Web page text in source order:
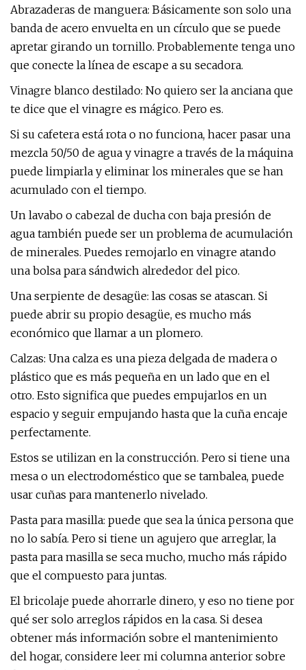
Abrazaderas de manguera: Básicamente son solo una
banda de acero envuelta en un círculo que se puede
apretar girando un tornillo. Probablemente tenga uno
que conecte la línea de escape a su secadora.
Vinagre blanco destilado: No quiero ser la anciana que
te dice que el vinagre es mágico. Pero es.
Si su cafetera está rota o no funciona, hacer pasar una
mezcla 50/50 de agua y vinagre a través de la máquina
puede limpiarla y eliminar los minerales que se han
acumulado con el tiempo.
Un lavabo o cabezal de ducha con baja presión de
agua también puede ser un problema de acumulación
de minerales. Puedes remojarlo en vinagre atando
una bolsa para sándwich alrededor del pico.
Una serpiente de desagüe: las cosas se atascan. Si
puede abrir su propio desagüe, es mucho más
económico que llamar a un plomero.
Calzas: Una calza es una pieza delgada de madera o
plástico que es más pequeña en un lado que en el
otro. Esto significa que puedes empujarlos en un
espacio y seguir empujando hasta que la cuña encaje
perfectamente.
Estos se utilizan en la construcción. Pero si tiene una
mesa o un electrodoméstico que se tambalea, puede
usar cuñas para mantenerlo nivelado.
Pasta para masilla: puede que sea la única persona que
no lo sabía. Pero si tiene un agujero que arreglar, la
pasta para masilla se seca mucho, mucho más rápido
que el compuesto para juntas.
El bricolaje puede ahorrarle dinero, y eso no tiene por
qué ser solo arreglos rápidos en la casa. Si desea
obtener más información sobre el mantenimiento
del hogar, considere leer mi columna anterior sobre